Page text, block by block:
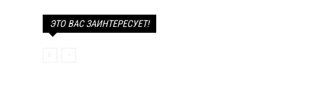
ЭТО ВАС ЗАИНТЕРЕСУЕТ!